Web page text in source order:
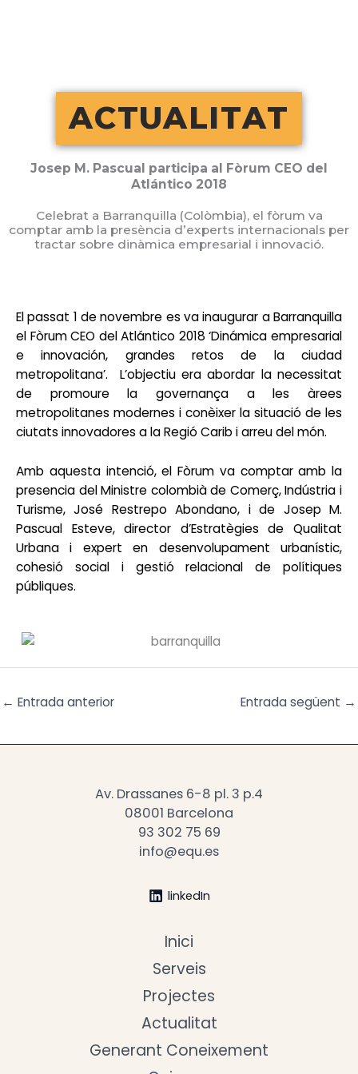
ACTUALITAT
Josep M. Pascual participa al Fòrum CEO del
Atlántico 2018
Celebrat a Barranquilla (Colòmbia), el fòrum va
comptar amb la presència d’experts internacionals per
tractar sobre dinàmica empresarial i innovació.
El passat 1 de novembre es va inaugurar a Barranquilla
el Fòrum CEO del Atlántico 2018 ‘Dinámica empresarial
e innovación, grandes retos de la ciudad
metropolitana’. L’objectiu era abordar la necessitat
de promoure la governança a les àrees
metropolitanes modernes i conèixer la situació de les
ciutats innovadores a la Regió Carib i arreu del món.
Amb aquesta intenció, el Fòrum va comptar amb la
presencia del Ministre colombià de Comerç, Indústria i
Turisme, José Restrepo Abondano, i de Josep M.
Pascual Esteve, director d’Estratègies de Qualitat
Urbana i expert en desenvolupament urbanístic,
cohesió social i gestió relacional de polítiques
públiques.
← Entrada anterior Entrada següent →
Av. Drassanes 6-8 pl. 3 p.4
08001 Barcelona
93 302 75 69
info@equ.es
linkedIn
Inici
Serveis
Projectes
Actualitat
Generant Coneixement